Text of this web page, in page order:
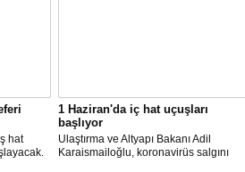
hat
1 Haziran'da iç hat uçuşları
başlıyor
Ulaştırma ve Altyapı Bakanı Adil
Karaismailoğlu, koronavirüs salgını